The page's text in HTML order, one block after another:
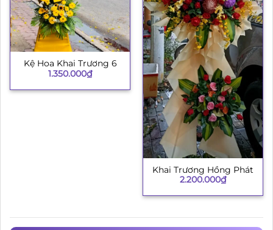
Kệ Hoa Khai Trương 6
1.350.000₫
Khai Trương Hồng Phát
2.200.000₫